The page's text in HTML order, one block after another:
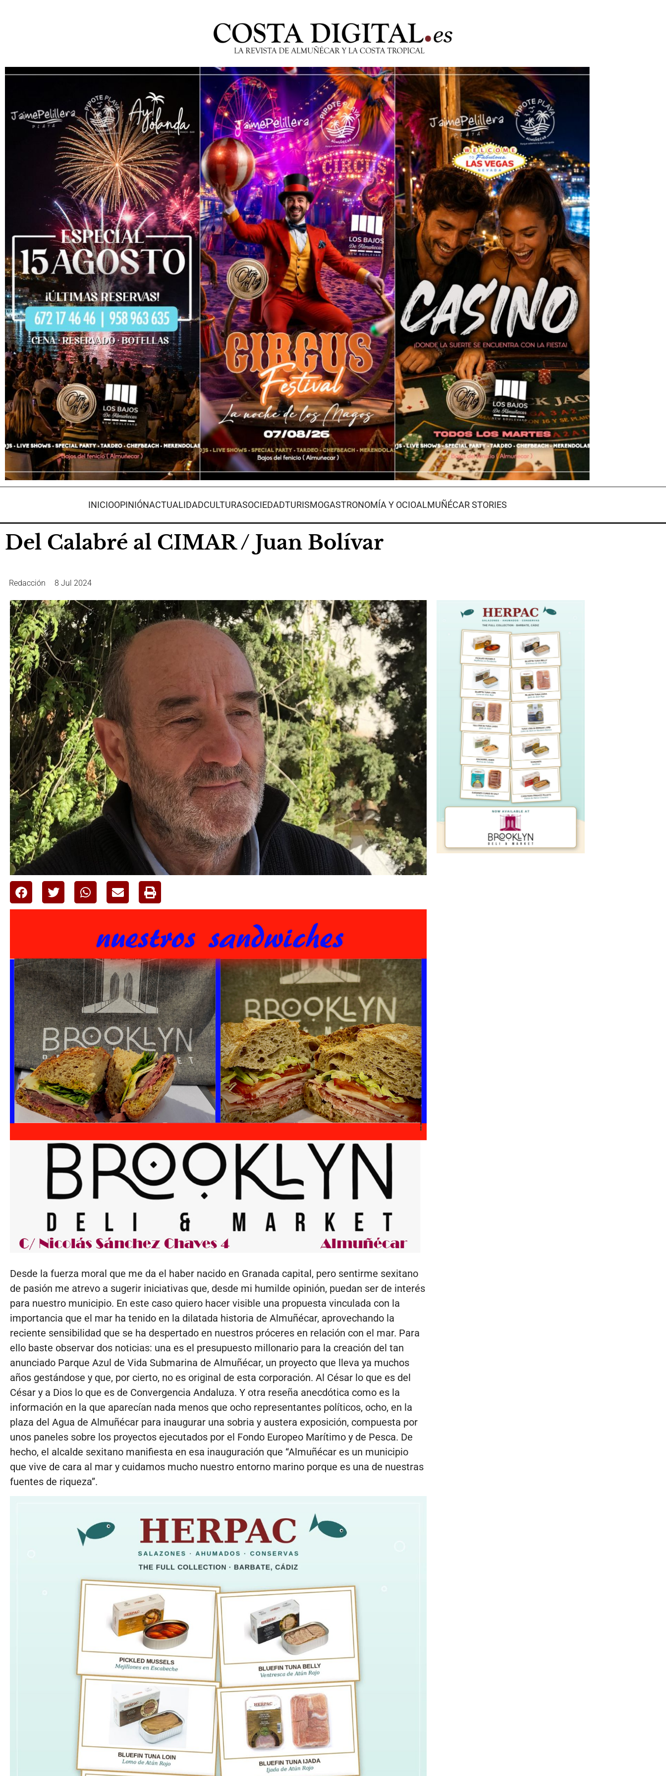
INICIOOPINIÓNACTUALIDADCULTURASOCIEDADTURISMOGASTRONOMÍA Y OCIOALMUÑÉCAR STORIES
Del Calabré al CIMAR / Juan Bolívar
Redacción 8 Jul 2024
Desde la fuerza moral que me da el haber nacido en Granada capital, pero sentirme sexitano
de pasión me atrevo a sugerir iniciativas que, desde mi humilde opinión, puedan ser de interés
para nuestro municipio. En este caso quiero hacer visible una propuesta vinculada con la
importancia que el mar ha tenido en la dilatada historia de Almuñécar, aprovechando la
reciente sensibilidad que se ha despertado en nuestros próceres en relación con el mar. Para
ello baste observar dos noticias: una es el presupuesto millonario para la creación del tan
anunciado Parque Azul de Vida Submarina de Almuñécar, un proyecto que lleva ya muchos
años gestándose y que, por cierto, no es original de esta corporación. Al César lo que es del
César y a Dios lo que es de Convergencia Andaluza. Y otra reseña anecdótica como es la
información en la que aparecían nada menos que ocho representantes políticos, ocho, en la
plaza del Agua de Almuñécar para inaugurar una sobria y austera exposición, compuesta por
unos paneles sobre los proyectos ejecutados por el Fondo Europeo Marítimo y de Pesca. De
hecho, el alcalde sexitano manifiesta en esa inauguración que “Almuñécar es un municipio
que vive de cara al mar y cuidamos mucho nuestro entorno marino porque es una de nuestras
fuentes de riqueza”.